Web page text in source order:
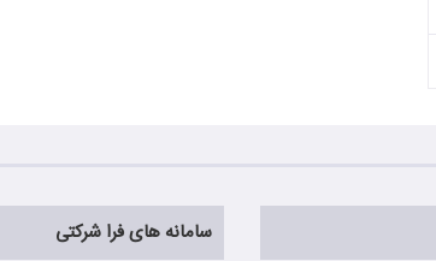
سامانه های فرا شرکتی